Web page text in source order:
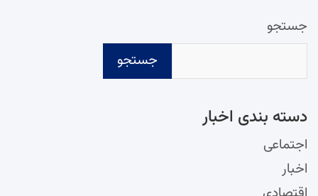
جستجو
جستجو
دسته‌ بندی اخبار
اجتماعی
اخبار